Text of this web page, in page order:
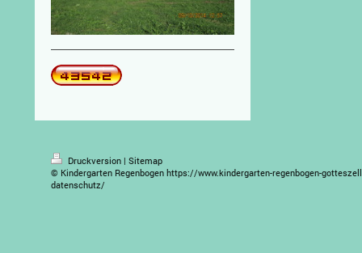
Druckversion | Sitemap
© Kindergarten Regenbogen https://www.kindergarten-regenbogen-
datenschutz/